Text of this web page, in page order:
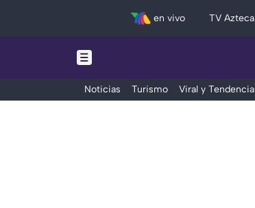
en vivo TV Azteca
Noticias Turismo Viral y Tendencia